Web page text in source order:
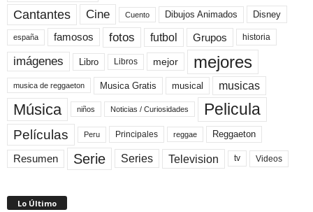
Cantantes Cine Cuento Dibujos Animados Disney
españa famosos fotos futbol Grupos historia
imágenes Libro Libros mejor mejores
musica de reggaeton Musica Gratis musical musicas
Música niños Noticias / Curiosidades Pelicula
Películas Peru Principales reggae Reggaeton
Resumen Serie Series Television tv Videos
Lo Último